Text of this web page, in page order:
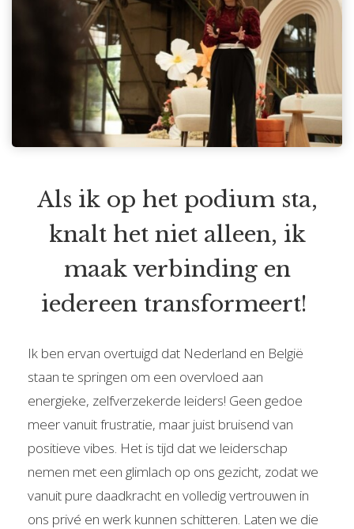
Als ik op het podium sta,
knalt het niet alleen, ik
maak verbinding en
iedereen transformeert!
Ik ben ervan overtuigd dat Nederland en België
staan te springen om een overvloed aan
energieke, zelfverzekerde leiders! Geen gedoe
meer vanuit frustratie, maar juist bruisend van
positieve vibes. Het is tijd dat we leiderschap
nemen met een glimlach op ons gezicht, zodat we
vanuit pure daadkracht en volledig vertrouwen in
ons privé en werk kunnen schitteren. Laten we die